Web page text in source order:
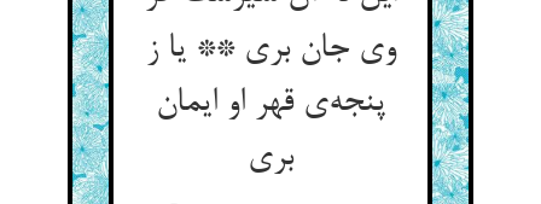
وی جان بری ** یا ز
پنجه‌ی قهر او ایمان
بری